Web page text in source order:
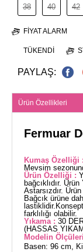
38 40 42
FIYAT ALARM
TÜKENDI
PAYLAŞ:
Ürün Özellikleri
Fermuar
Kumaş Özelliği :
Mevsim
Ürün Özelliği :
bağcıklıdır.
Astarsızdır.
Bağcık ürüne
farklılığı olabilir.
Yıkama : 30
(HASSAS
Modelin
Basen: 96 cm,